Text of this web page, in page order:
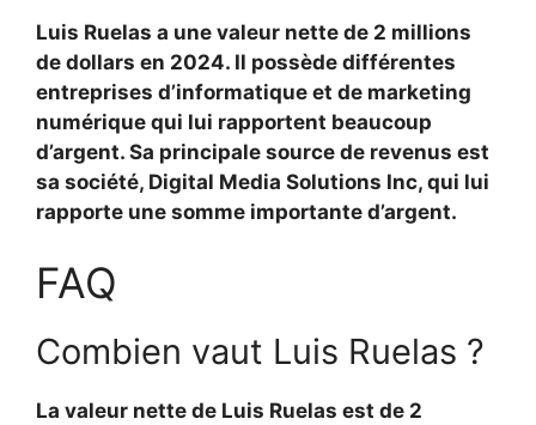
Luis Ruelas a une valeur nette de 2 millions
de dollars en 2024. Il possède différentes
entreprises d’informatique et de marketing
numérique qui lui rapportent beaucoup
d’argent. Sa principale source de revenus est
sa société, Digital Media Solutions Inc, qui lui
rapporte une somme importante d’argent.
FAQ
Combien vaut Luis Ruelas ?
La valeur nette de Luis Ruelas est de 2